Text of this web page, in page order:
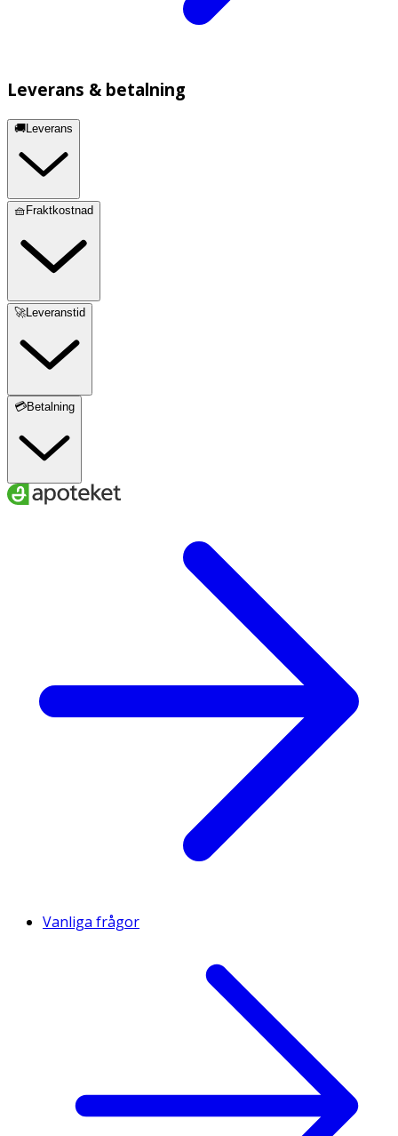
Leverans & betalning
🚚Leverans
🧺Fraktkostnad
🚀Leveranstid
💳Betalning
Vanliga frågor